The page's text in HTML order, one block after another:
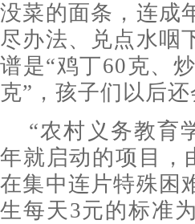
没菜的面条，连成
尽办法、兑点水咽
谱是“鸡丁60克、
克”，孩子们以后
“农村义务教育
年就启动的项目，
在集中连片特殊困
生每天3元的标准